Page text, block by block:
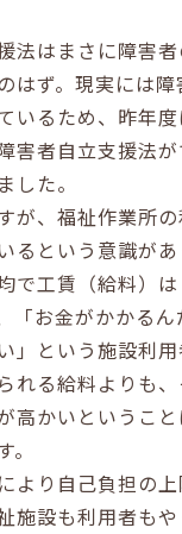
法はまさに障害
はず。現実には
いるため、昨年
害者自立支援法
した。
が、福祉作業所
るという意識が
で工賃（給料）
「お金がかかる
」という施設利
れる給料よりも
高かいというこ
より自己負担の
施設も利用者も